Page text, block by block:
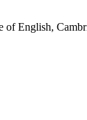
English,